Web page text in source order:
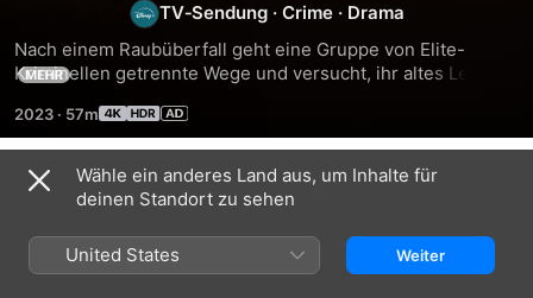
TV‑Sendung · Crime · Drama
Nach einem Raubüberfall geht eine Gruppe von Elite-
Kriminellen getrennte Wege und versucht, ihr altes Leben
kollidieren, als ein skrupelloser Killer sie einen nach dem
anderen ausschaltet.
MEHR
2023 · 57m
Staffel 1
Wähle ein anderes Land aus, um Inhalte für
deinen Standort zu sehen
United States Weiter